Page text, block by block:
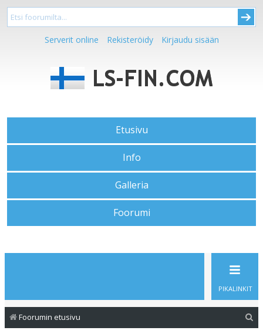
Serverit online Rekisteröidy Kirjaudu sisään
Etusivu
Info
Galleria
Foorumi
PIKALINKIT
Foorumin etusivu